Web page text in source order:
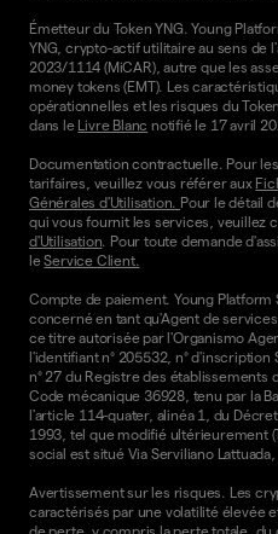
Émetteur du Token YNG. Young
YNG, crypto-actif utilitaire au sens de
2023/1114 (MiCAR), autre que les
money tokens (EMT). Les
opérationnelles et les risques du
dans le Livre Blanc notifié le 17 avril
Documentation contractuelle. Pour
tarifaires, veuillez vous référer aux
Générales d'Utilisation. Pour le détail
qui vous fournit les services, veuillez
d'Utilisation. Pour toute demande
leService Client.
Compte de paiement. Young
concerné en tant qu'Agent de
ce titre autorisée par l'Organismo
l'identifiant n° 205532, n° d'inscription
n° 27 du Registre des établissements
Code mécanique 36928, tenu par la
l'article 114-quater, alinéa 1, du
1993, tel que modifié ultérieurement
social est situé Via Serviliano
Avertissement sur les risques. Les
caractérisés par une volatilité élevée